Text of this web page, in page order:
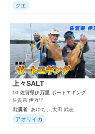
クエ
上々SALT
10 佐賀県伊万里 ボートエギング
佐賀県 伊万里
出演者: あゆちぃ,太田 武志
アオリイカ